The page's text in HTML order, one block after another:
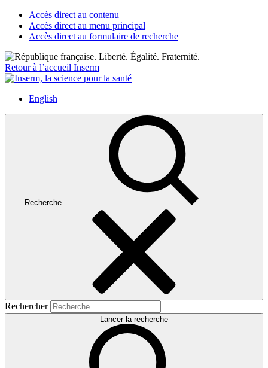
Accès direct au contenu
Accès direct au menu principal
Accès direct au formulaire de recherche
Retour à l’accueil Inserm
English
Recherche
Rechercher
Lancer la recherche